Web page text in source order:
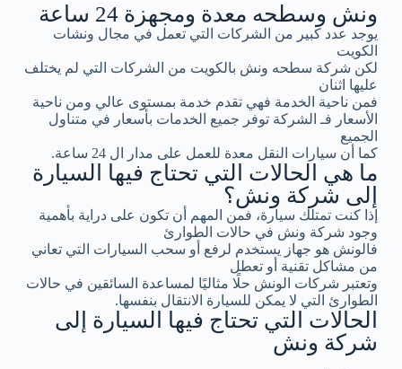
ونش وسطحه معدة ومجهزة 24 ساعة
يوجد عدد كبير من الشركات التي تعمل في مجال ونشات
الكويت
لكن شركة سطحه ونش بالكويت من الشركات التي لم يختلف
عليها اثنان
فمن ناحية الخدمة فهي تقدم خدمة بمستوى عالي ومن ناحية
الأسعار فـ الشركة توفر جميع الخدمات بأسعار في متناول
الجميع
كما أن سيارات النقل معدة للعمل على مدار ال 24 ساعة.
ما هي الحالات التي تحتاج فيها السيارة
إلى شركة ونش؟
إذا كنت تمتلك سيارة، فمن المهم أن تكون على دراية بأهمية
وجود شركة ونش في حالات الطوارئ
فالونش هو جهاز يستخدم لرفع أو سحب السيارات التي تعاني
من مشاكل تقنية أو تعطل
وتعتبر شركات الونش حلًا مثاليًا لمساعدة السائقين في حالات
الطوارئ التي لا يمكن للسيارة الانتقال بنفسها.
الحالات التي تحتاج فيها السيارة إلى
شركة ونش